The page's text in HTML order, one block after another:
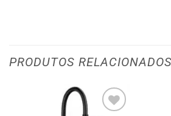
PRODUTOS RELACIONADOS